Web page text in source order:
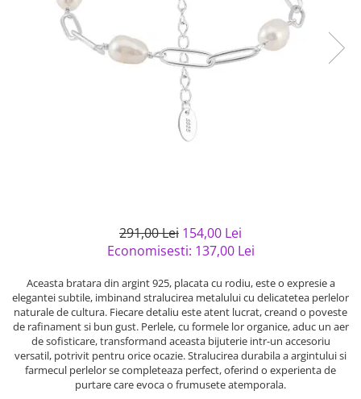
semipretioase
Bijuterii argint placat cu aur
Bijuterii argint cu diverse
Bijuterii de Lux
Bijuterii gotice si rock
291,00 Lei 154,00 Lei
Economisesti: 137,00 Lei
Aceasta bratara din argint 925, placata cu rodiu, este o expresie a
elegantei subtile, imbinand stralucirea metalului cu delicatetea perlelor
naturale de cultura. Fiecare detaliu este atent lucrat, creand o poveste
de rafinament si bun gust. Perlele, cu formele lor organice, aduc un aer
de sofisticare, transformand aceasta bijuterie intr-un accesoriu
versatil, potrivit pentru orice ocazie. Stralucirea durabila a argintului si
farmecul perlelor se completeaza perfect, oferind o experienta de
purtare care evoca o frumusete atemporala.